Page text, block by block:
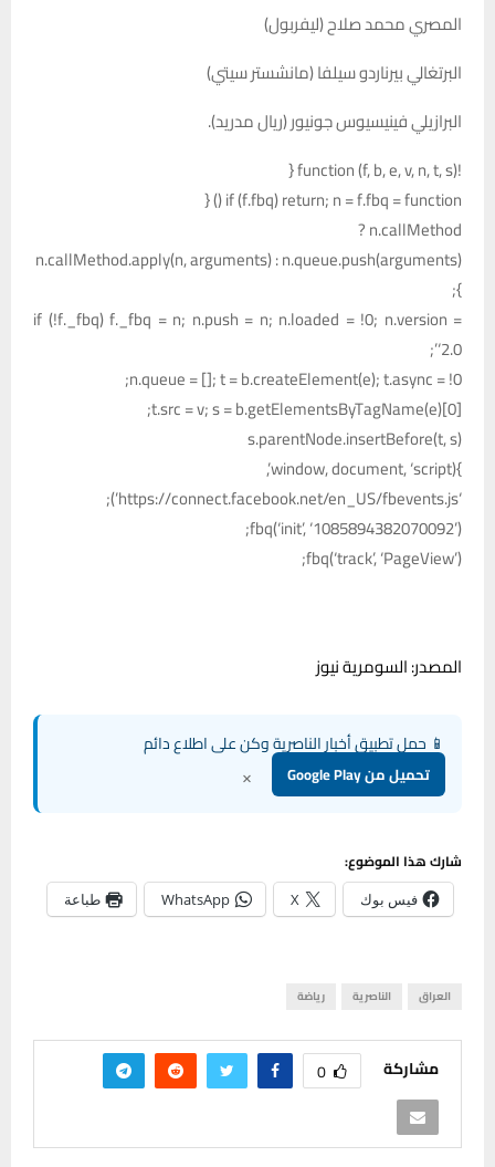
المصري محمد صلاح (ليفربول)
البرتغالي بيرناردو سيلفا (مانشستر سيتي)
البرازيلي فينيسيوس جونيور (ريال مدريد).
!function (f, b, e, v, n, t, s) {
if (f.fbq) return; n = f.fbq = function () {
n.callMethod ?
n.callMethod.apply(n, arguments) : n.queue.push(arguments)
};
if (!f._fbq) f._fbq = n; n.push = n; n.loaded = !0; n.version =
‘2.0’;
n.queue = []; t = b.createElement(e); t.async = !0;
t.src = v; s = b.getElementsByTagName(e)[0];
s.parentNode.insertBefore(t, s)
}(window, document, ‘script’,
‘https://connect.facebook.net/en_US/fbevents.js’);
fbq(‘init’, ‘1085894382070092’);
fbq(‘track’, ‘PageView’);
المصدر: السومرية نيوز
📱 حمل تطبيق أخبار الناصرية وكن على اطلاع دائم
تحميل من Google Play ×
شارك هذا الموضوع:
فيس بوك X
WhatsApp طباعة
العراق الناصرية رياضة
مشاركة 0